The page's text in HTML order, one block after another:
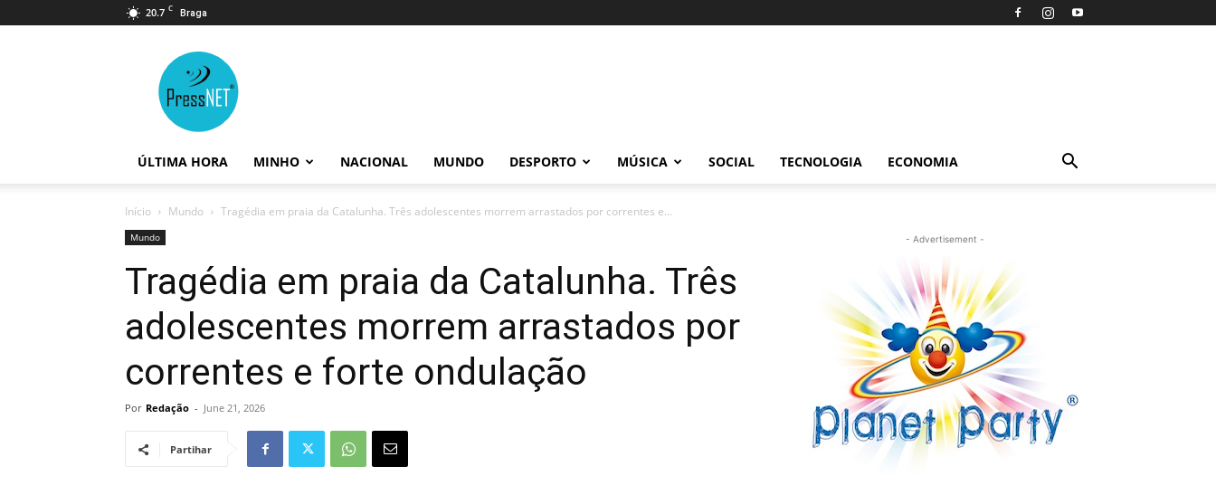
20.7 C Braga
ÚLTIMA HORA MINHO NACIONAL MUNDO DESPORTO MÚSICA SOCIAL TECNOLOGIA ECONOMIA
Início Mundo Tragédia em praia da Catalunha. Três adolescentes morrem arrastados por correntes e...
Mundo
Tragédia em praia da Catalunha. Três
adolescentes morrem arrastados por
correntes e forte ondulação
Por Redação - June 21, 2026
Partihar
- Advertisement -